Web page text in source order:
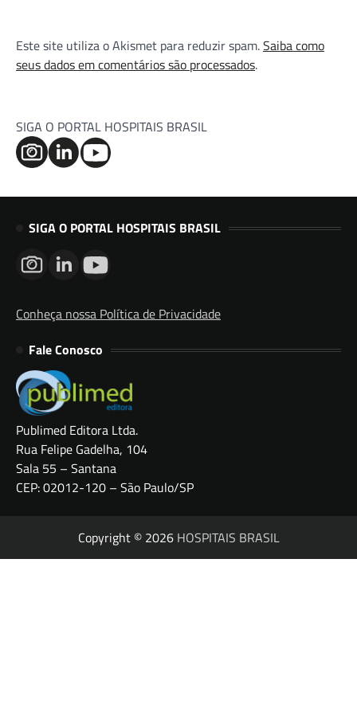
Este site utiliza o Akismet para reduzir spam.Saiba como
seus dados em comentários são processados.
SIGA O PORTAL HOSPITAIS BRASIL
SIGA O PORTAL HOSPITAIS BRASIL
Conheça nossa Política de Privacidade
Fale Conosco
Publimed Editora Ltda.
Rua Felipe Gadelha, 104
Sala 55 – Santana
CEP: 02012-120 – São Paulo/SP
Copyright © 2026 HOSPITAIS BRASIL